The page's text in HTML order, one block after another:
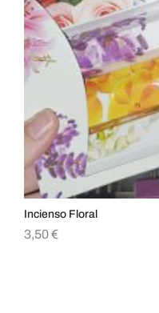
Incienso Floral
3,50€